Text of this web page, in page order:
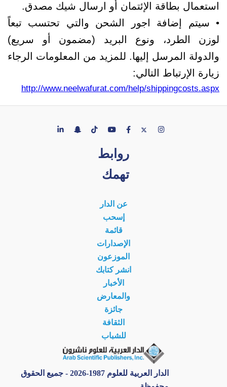
استعمال بطاقة الإئتمان أو ارسال شيك مصدق.
• سيتم إضافة اجور الشحن والتي تحتسب تبعاً
لوزن الطرد، ونوع البريد (مضمون أو سريع)
والدولة المرسل إليها. للمزيد من المعلومات الرجاء
زيارة الإرتباط التالي:
http://www.neelwafurat.com/help/shippingcosts.aspx
روابط
تهمك
عن الدار
إسحب
قائمة
الإصدارات
الموزعون
انشر كتابك
الأخبار
والمعارض
جائزة
الثقافة
للشباب
الدار العربية للعلوم 1987-2026 - جميع الحقوق